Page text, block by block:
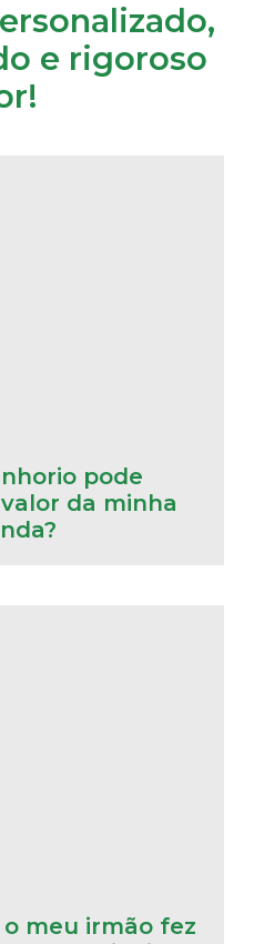
e rigoroso
pode
da minha
meu irmão fez